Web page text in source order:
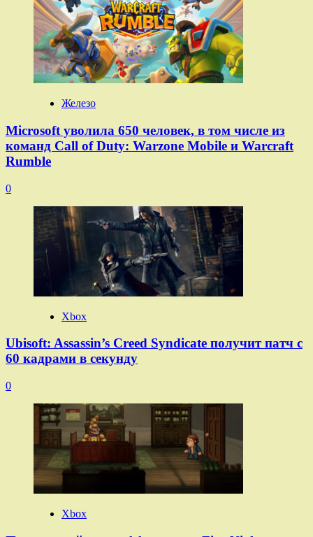
Железо
Microsoft уволила 650 человек, в том числе из
команд Call of Duty: Warzone Mobile и Warcraft
Rumble
0
Xbox
Ubisoft: Assassin’s Creed Syndicate получит патч с
60 кадрами в секунду
0
Xbox